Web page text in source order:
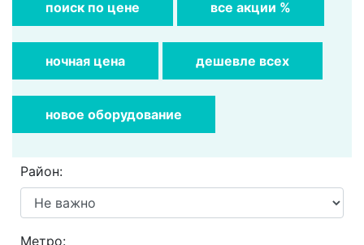
поиск по цене все акции %
ночная цена дешевле всех
новое оборудование
Район:
Метро: